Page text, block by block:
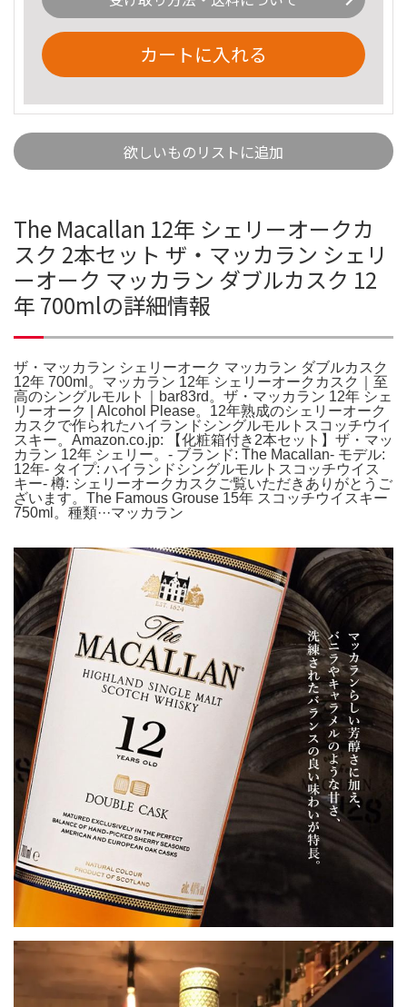
カートに入れる
欲しいものリストに追加
The Macallan 12年 シェリーオークカ
スク 2本セット ザ・マッカラン シェリ
ーオーク マッカラン ダブルカスク 12
年 700mlの詳細情報
ザ・マッカラン シェリーオーク マッカラン ダブルカスク
12年 700ml。マッカラン 12年 シェリーオークカスク｜至
高のシングルモルト｜bar83rd。ザ・マッカラン 12年 シェ
リーオーク | Alcohol Please。12年熟成のシェリーオーク
カスクで作られたハイランドシングルモルトスコッチウイ
スキー。Amazon.co.jp: 【化粧箱付き2本セット】ザ・マッ
カラン 12年 シェリー。- ブランド: The Macallan- モデル:
12年- タイプ: ハイランドシングルモルトスコッチウイス
キー- 樽: シェリーオークカスクご覧いただきありがとうご
ざいます。The Famous Grouse 15年 スコッチウイスキー
750ml。種類···マッカラン